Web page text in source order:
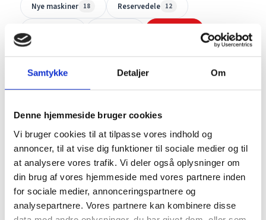
Samtykke Detaljer Om
Denne hjemmeside bruger cookies
Vi bruger cookies til at tilpasse vores indhold og
annoncer, til at vise dig funktioner til sociale medier og til
at analysere vores trafik. Vi deler også oplysninger om
din brug af vores hjemmeside med vores partnere inden
for sociale medier, annonceringspartnere og
analysepartnere. Vores partnere kan kombinere disse
Nye maskiner 18 Reservedele 12
2 produkter